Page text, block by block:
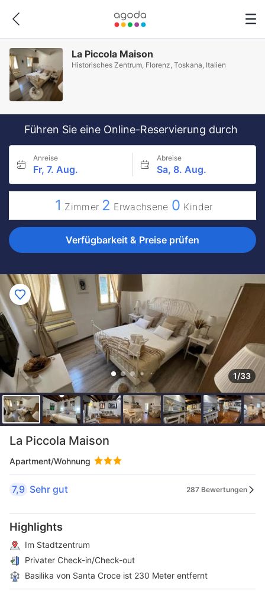
La Piccola Maison
Historisches Zentrum, Florenz, Toskana, Italien
Führen Sie eine Online-Reservierung durch
Anreise
Fr, 7. Aug.
Abreise
Sa, 8. Aug.
1 Zimmer 2 Erwachsene 0 Kinder
Verfügbarkeit & Preise prüfen
1/33
La Piccola Maison
Apartment/Wohnung
7,9 Sehr gut 287 Bewertungen
Highlights
Im Stadtzentrum
Privater Check-in/Check-out
Basilika von Santa Croce ist 230 Meter entfernt